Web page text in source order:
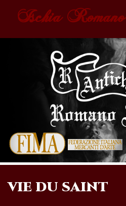
Ischia Romano
VIE DU SAINT